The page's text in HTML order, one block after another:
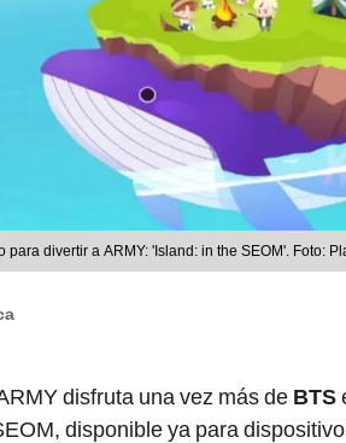
para divertir a ARMY: 'Island: in the SEOM'. Foto:
disfruta una vez más de BTS
disponible ya para